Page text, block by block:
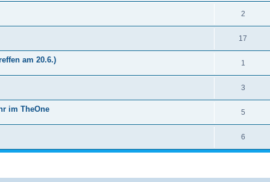
2
17
am 20.6.) 1
3
im TheOne 5
6